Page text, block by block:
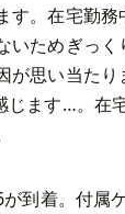
す。在宅勤務
いためぎっ
が思い当た
ます…。在
到着。付属